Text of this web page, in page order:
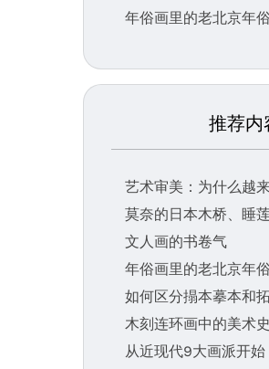
年俗画里的老北京年俗
推荐内
艺术审美：为什么越
莫奈的日本木桥、睡
文人画的书卷气
年俗画里的老北京年俗
如何区分搨本摹本和
木刻连环画中的美术史
从近现代9大画派开